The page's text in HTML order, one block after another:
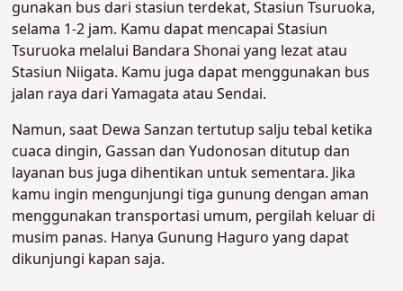
gunakan bus dari stasiun terdekat, Stasiun Tsuruoka,
selama 1-2 jam. Kamu dapat mencapai Stasiun
Tsuruoka melalui Bandara Shonai yang lezat atau
Stasiun Niigata. Kamu juga dapat menggunakan bus
jalan raya dari Yamagata atau Sendai.
Namun, saat Dewa Sanzan tertutup salju tebal ketika
cuaca dingin, Gassan dan Yudonosan ditutup dan
layanan bus juga dihentikan untuk sementara. Jika
kamu ingin mengunjungi tiga gunung dengan aman
menggunakan transportasi umum, pergilah keluar di
musim panas. Hanya Gunung Haguro yang dapat
dikunjungi kapan saja.